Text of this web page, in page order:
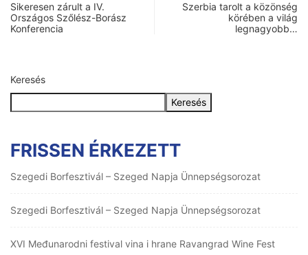
Sikeresen zárult a IV.
Országos Szőlész-Borász
Konferencia
Szerbia tarolt a közönség
körében a világ
legnagyobb…
Keresés
Keresés
FRISSEN ÉRKEZETT
Szegedi Borfesztivál – Szeged Napja Ünnepségsorozat
Szegedi Borfesztivál – Szeged Napja Ünnepségsorozat
XVI Međunarodni festival vina i hrane Ravangrad Wine Fest